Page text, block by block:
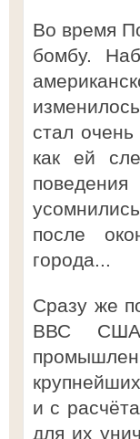
Во время
бомбу.
стал
как ей
после
города...
Сразу же
ВВС США
и с
для их